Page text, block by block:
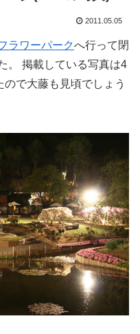
2011.05.05
ラワーパークへ行って閉
。 掲載している写真は4
で大藤も見頃でしょう